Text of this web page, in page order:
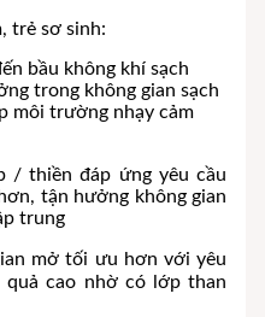
trẻ sơ sinh:
bầu không khí sạch
trong không gian sạch
môi trường nhạy cảm
/ thiền đáp ứng yêu cầu
tận hưởng không gian
trung
mở tối ưu hơn với yêu
quả cao nhờ có lớp than